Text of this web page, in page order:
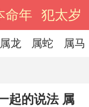
命年 犯太岁
属龙 属蛇 属马
起的说法 属